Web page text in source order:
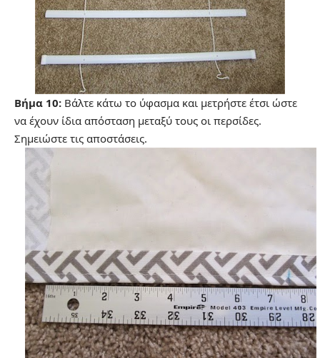
Βήμα 10: Βάλτε κάτω το ύφασμα και μετρήστε έτσι ώστε
να έχουν ίδια απόσταση μεταξύ τους οι περσίδες.
Σημειώστε τις αποστάσεις.